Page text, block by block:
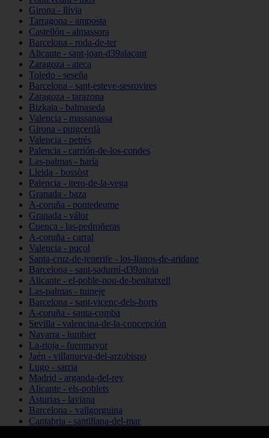
Girona - llívia
Tarragona - amposta
Castellón - almassora
Barcelona - roda-de-ter
Alicante - sant-joan-d39alacant
Zaragoza - ateca
Toledo - seseña
Barcelona - sant-esteve-sesrovires
Zaragoza - tarazona
Bizkaia - balmaseda
Valencia - massanassa
Girona - puigcerdà
Valencia - petrés
Palencia - carrión-de-los-condes
Las-palmas - haría
Lleida - bossòst
Palencia - itero-de-la-vega
Granada - baza
A-coruña - pontedeume
Granada - válor
Cuenca - las-pedroñeras
A-coruña - carral
Valencia - puçol
Santa-cruz-de-tenerife - los-llanos-de-aridane
Barcelona - sant-sadurní-d39anoia
Alicante - el-poble-nou-de-benitatxell
Las-palmas - tuineje
Barcelona - sant-vicenç-dels-horts
A-coruña - santa-comba
Sevilla - valencina-de-la-concepción
Navarra - lumbier
La-rioja - fuenmayor
Jaén - villanueva-del-arzobispo
Lugo - sarria
Madrid - arganda-del-rey
Alicante - els-poblets
Asturias - laviana
Barcelona - vallgorguina
Cantabria - santillana-del-mar